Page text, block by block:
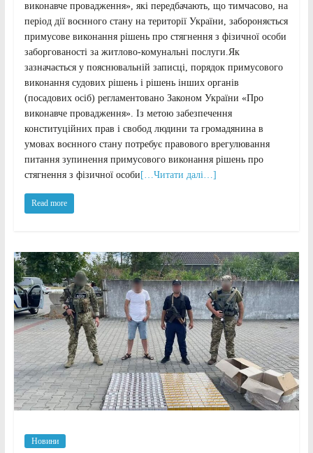
виконавче провадження», які передбачають, що тимчасово, на
період дії воєнного стану на території України, забороняється
примусове виконання рішень про стягнення з фізичної особи
заборгованості за житлово-комунальні послуги.Як
зазначається у пояснювальній записці, порядок примусового
виконання судових рішень і рішень інших органів
(посадових осіб) регламентовано Законом України «Про
виконавче провадження». Із метою забезпечення
конституційних прав і свобод людини та громадянина в
умовах воєнного стану потребує правового врегулювання
питання зупинення примусового виконання рішень про
стягнення з фізичної особи […Читати далі…]
Read more
Новини